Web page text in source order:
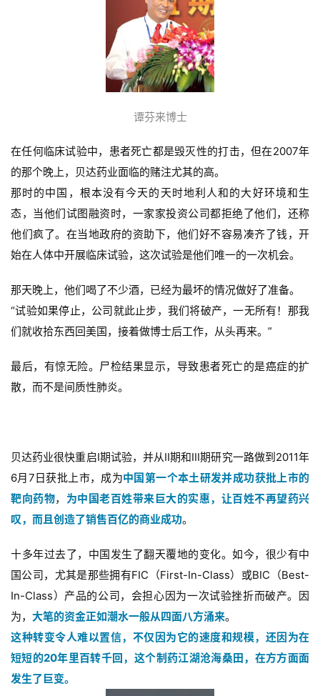
谭芬来博士
在任何临床试验中，患者死亡都是毁灭性的打击，但在2007年
的那个晚上，贝达药业面临的赌注尤其的高。
那时的中国，根本没有今天的天时地利人和的大好环境和生
态，当他们试图融资时，一家家投资公司都拒绝了他们，还称
他们疯了。在当地政府的资助下，他们好不容易凑齐了钱，开
始在人体中开展临床试验，这次试验是他们唯一的一次机会。
那天晚上，他们喝了不少酒，已经为最坏的情况做好了准备。
“试验如果停止，公司就此止步，我们将破产，一无所有！那我
们就收拾东西回美国，接着做博士后工作，从头再来。”
最后，有惊无险。尸检结果显示，导致患者死亡的是癌症的扩
散，而不是间质性肺炎。
贝达药业很快重启I期试验，并从II期和III期研究一路做到2011年
6月7日获批上市，成为中国第一个本土研发并成功获批上市的
靶向药物， 为中国老百姓带来巨大的实惠，让百姓不再望药兴
叹，而且创造了销售百亿的商业成功。
十多年过去了，中国发生了翻天覆地的变化。如今，很少有中
国公司，尤其是那些拥有FIC（First-In-Class）或BIC（Best-
In-Class）产品的公司，会担心因为一次试验挫折而破产。因
为， 大笔的资金正如潮水一般从四面八方涌来。
这种转变令人难以置信，不仅因为它的速度和规模，还因为在
短短的20年里百转千回，这个制药江湖沧海桑田，在方方面面
发生了巨变。